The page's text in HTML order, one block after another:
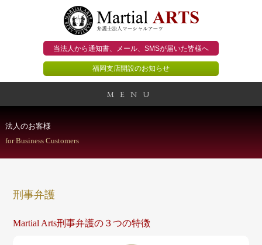
当法人から通知書、メール、 SMSが届いた皆様へ
福岡支店開設のお知らせ
MENU
事務所概要
法人のお客様
for Business Customers
刑事弁護
Martial Arts刑事弁護の３つの特徴